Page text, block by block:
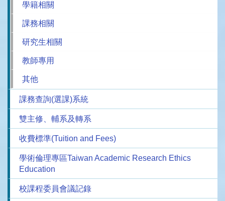
學籍相關
課務相關
研究生相關
教師專用
其他
課務查詢(選課)系統
雙主修、輔系及轉系
收費標準(Tuition and Fees)
學術倫理專區Taiwan Academic Research Ethics
Education
校課程委員會議記錄